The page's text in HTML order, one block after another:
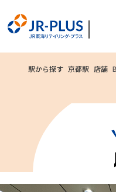
キャンペーン・
オンラインシ
駅から探す 京都駅 店舗
ご利
ける
お支払